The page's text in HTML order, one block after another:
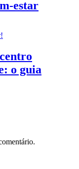
estar
o guia